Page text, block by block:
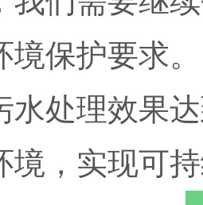
境保护要求
水处理效果
境，实现可